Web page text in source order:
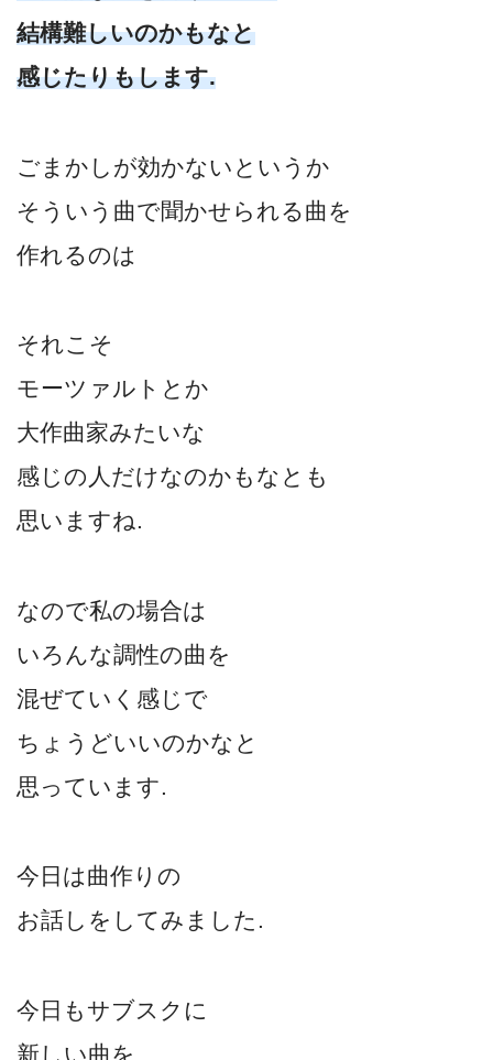
結構難しいのかもなと
感じたりもします.
ごまかしが効かないというか
そういう曲で聞かせられる曲を
作れるのは
それこそ
モーツァルトとか
大作曲家みたいな
感じの人だけなのかもなとも
思いますね.
なので私の場合は
いろんな調性の曲を
混ぜていく感じで
ちょうどいいのかなと
思っています.
今日は曲作りの
お話しをしてみました.
今日もサブスクに
新しい曲を